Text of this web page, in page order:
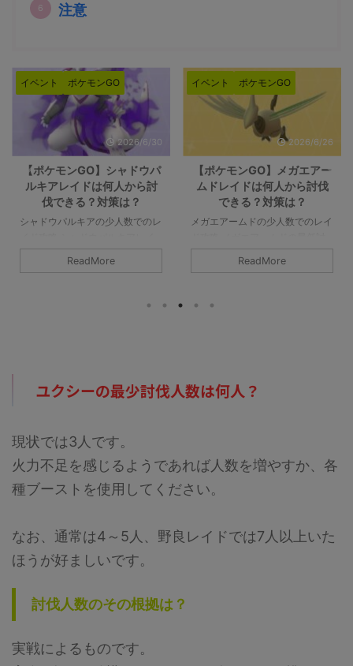
注意
イベント ポケモンGO
2026/6/26
【ポケモンGO】メガエアー
ムドレイドは何人から討伐
できる？対策は？
メガエアームドの少人数でのレイ
伐人数は8人以上です。シールド
ールドが8枚）です。記事作成段
討伐人数のその根拠は？ 「メガ
シンカポケモン」は必須です。メ
ガエアームドはシールドが8枚 ...
ReadMore
イベント ポケモンGO
2026/5/28
【ポケモンGO】メガミュウ
ツーYレイドは何人から討伐
できる？対策は？
メガミュウツーYの少人数でのレ
様に最低討伐人数は12人以上で
12枚）です。記事作成段階では予
ポケモン」は必須です。メガミュ
ウツーYはシールドが ...
ReadMore
ユクシーの最少討伐人数は何人？
現状では3人です。
火力不足を感じるようであれば人数を増やすか、各
種ブーストを使用してください。
なお、通常は4～5人、野良レイドでは7人以上いた
ほうが好ましいです。
討伐人数のその根拠は？
実戦によるものです。